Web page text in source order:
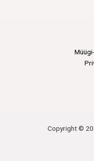
Copyright ©